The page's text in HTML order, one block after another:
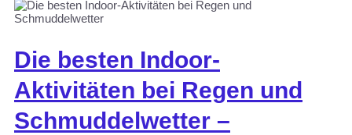
Die besten Indoor-
Aktivitäten bei Regen und
Schmuddelwetter –